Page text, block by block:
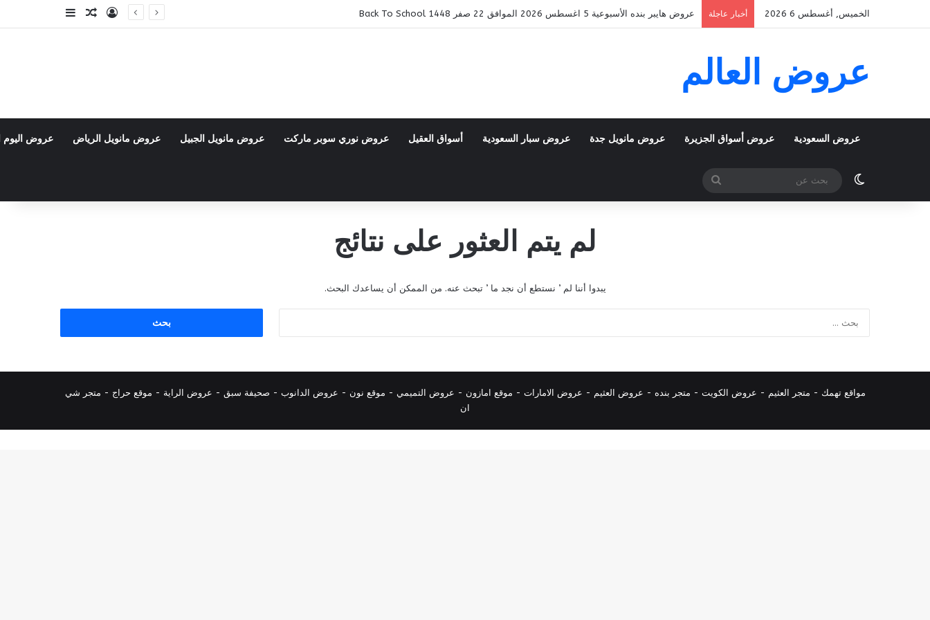
الخميس, أغسطس 6 2026 أخبار عاجلة عروض هايبر بنده الأسبوعية 5 اغسطس 2026 الموافق 22 صفر 1448 Back To School تسجيل الدخول
مقال عشوائي
إضافة عمود
عروض العالم
عروض السعودية عروض أسواق الجزيرة عروض مانويل جدة عروض سبار السعودية أسواق العقيل عروض نوري سوبر ماركت عروض مانويل الجبيل عروض مانويل الرياض عروض اليوم
الوضع المظلم
بحث
عن
لم يتم العثور على نتائج
يبدوا أننا لم ’ نستطع أن نجد ما ’ تبحث عنه. من الممكن أن يساعدك البحث.
مواقع تهمك - متجر العثيم - عروض الكويت - متجر بنده - عروض العثيم - عروض الامارات - موقع امازون - عروض التميمي - موقع نون - عروض الدانوب - صحيفة سبق - عروض الراية - موقع حراج - متجر شي
ان